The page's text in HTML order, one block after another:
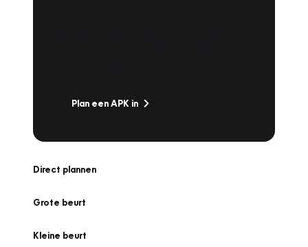
Plan een APK in
Direct plannen
Grote beurt
Kleine beurt